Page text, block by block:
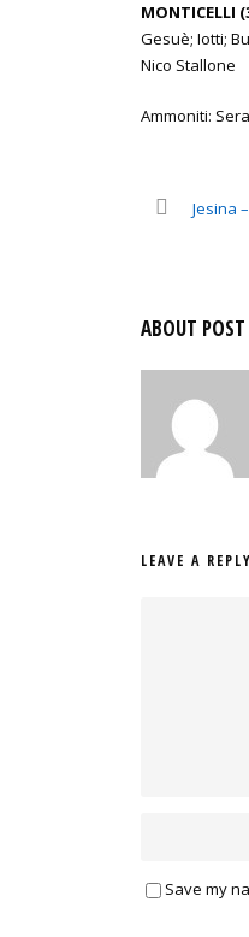
MONTICELLI
Gesuè; Iotti;
Nico Stallone
Ammoniti:
Jesina
ABOUT
LEAVE A REPLY
Save my